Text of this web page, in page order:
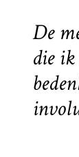
De
die